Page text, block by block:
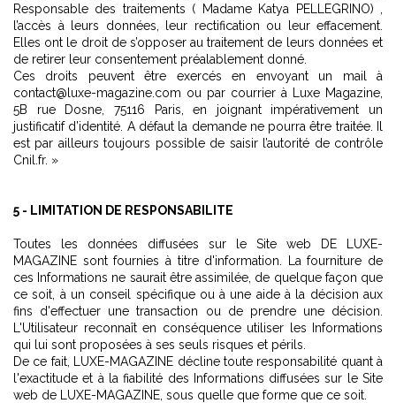
Responsable des traitements ( Madame Katya PELLEGRINO) ,
l’accès à leurs données, leur rectification ou leur effacement.
Elles ont le droit de s’opposer au traitement de leurs données et
de retirer leur consentement préalablement donné.
Ces droits peuvent être exercés en envoyant un mail à
contact@luxe-magazine.com ou par courrier à Luxe Magazine,
5B rue Dosne, 75116 Paris, en joignant impérativement un
justificatif d’identité. A défaut la demande ne pourra être traitée. Il
est par ailleurs toujours possible de saisir l’autorité de contrôle
Cnil.fr. »
5 - LIMITATION DE RESPONSABILITE
Toutes les données diffusées sur le Site web DE LUXE-
MAGAZINE sont fournies à titre d'information. La fourniture de
ces Informations ne saurait être assimilée, de quelque façon que
ce soit, à un conseil spécifique ou à une aide à la décision aux
fins d'effectuer une transaction ou de prendre une décision.
L'Utilisateur reconnaît en conséquence utiliser les Informations
qui lui sont proposées à ses seuls risques et périls.
De ce fait, LUXE-MAGAZINE décline toute responsabilité quant à
l'exactitude et à la fiabilité des Informations diffusées sur le Site
web de LUXE-MAGAZINE, sous quelle que forme que ce soit.